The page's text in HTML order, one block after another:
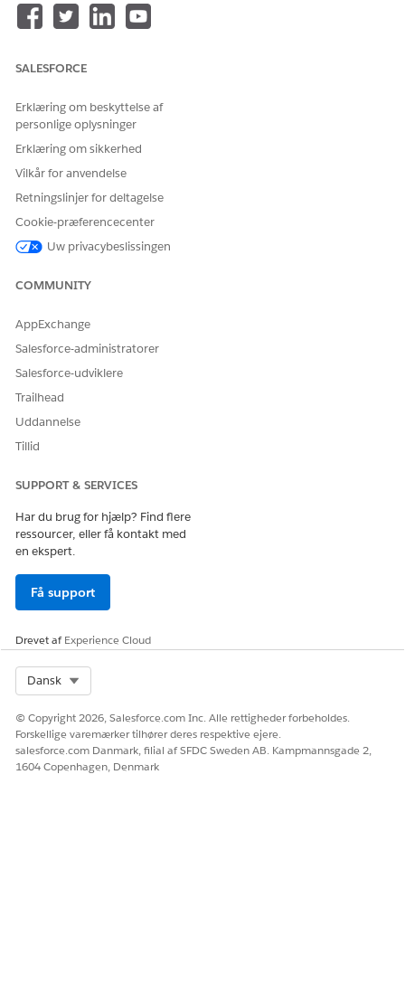
tilladelsessæt:
SkrivBrugerei feltet Find hurtigt i Opsætning, og vælg
derefterBrugere.
Klik på den profil, du redigerer.
Klik på
Tilladelsessættildelinger
Vælg tilladelsessættet RI for Fins Admin.
Admin, hvis du har aktiveret RevenueIntelligenceFins-
licensen i din organisation.
Klik på
og får vist Analytics-appen for klagestyring.
Giv os besked, så vi kan forbedre os!
SALESFORCE
Erklæring om beskyttelse af
personlige oplysninger
Erklæring om sikkerhed
Vilkår for anvendelse
Retningslinjer for deltagelse
Cookie-præferencecenter
Uw privacybeslissingen
COMMUNITY
AppExchange
Salesforce-administratorer
Salesforce-udviklere
Trailhead
Uddannelse
Tillid
SUPPORT & SERVICES
Har du brug for hjælp? Find flere
ressourcer, eller få kontakt med
en ekspert.
Få support
Drevet afExperience Cloud
Dansk
© Copyright 2026, Salesforce.com Inc. Alle rettigheder forbeholdes.
Forskellige varemærker tilhører deres respektive ejere.
salesforce.com Danmark, filial af SFDC Sweden AB. Kampmannsgade 2,
1604 Copenhagen, Denmark